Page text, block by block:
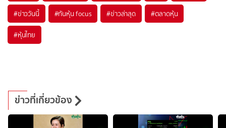
#ข่าววันนี้ #ทันหุ้น focus #ข่าวล่าสุด #ตลาดหุ้น
#หุ้นไทย
ข่าวที่เกี่ยวข้อง